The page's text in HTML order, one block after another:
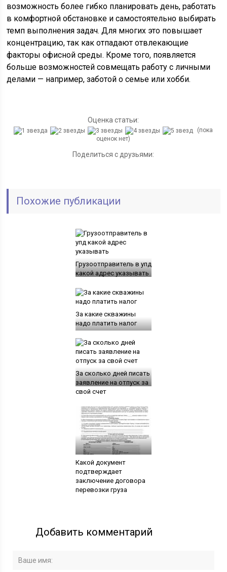
возможность более гибко планировать день, работать
в комфортной обстановке и самостоятельно выбирать
темп выполнения задач. Для многих это повышает
концентрацию, так как отпадают отвлекающие
факторы офисной среды. Кроме того, появляется
больше возможностей совмещать работу с личными
делами — например, заботой о семье или хобби.
Оценка статьи:
(пока
оценок нет)
Поделиться с друзьями:
Похожие публикации
Грузоотправитель в упд
какой адрес указывать
За какие скважины
надо платить налог
За сколько дней писать
заявление на отпуск за
свой счет
Какой документ
подтверждает
заключение договора
перевозки груза
Добавить комментарий